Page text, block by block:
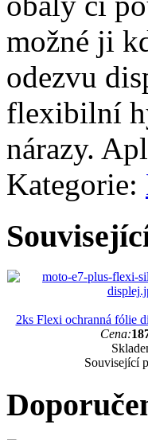
možné ji
odezvu
flexibilní
nárazy.
Kategorie:
2ks Flexi ochranná fólie
Cena:
Související